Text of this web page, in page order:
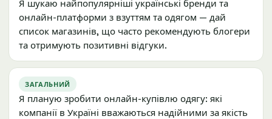
Я шукаю найпопулярніші українські бренди та
онлайн-платформи з взуттям та одягом — дай
список магазинів, що часто рекомендують блогери
та отримують позитивні відгуки.
ЗАГАЛЬНИЙ
Я планую зробити онлайн-купівлю одягу: які
компанії в Україні вважаються надійними за якість